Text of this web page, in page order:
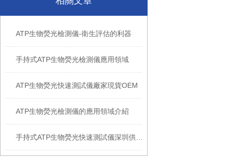
ATP生物熒光檢測儀-衛生評估的利器
手持式ATP生物熒光檢測儀應用領域
ATP生物熒光快速測試儀廠家現貨OEM
ATP生物熒光檢測儀的應用領域介紹